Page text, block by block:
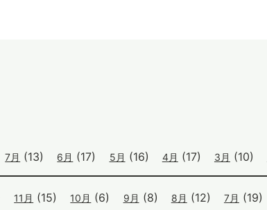
7月 (13) 6月 (17) 5月 (16) 4月 (17) 3月 (10)
11月 (15) 10月 (6) 9月 (8) 8月 (12) 7月 (19)